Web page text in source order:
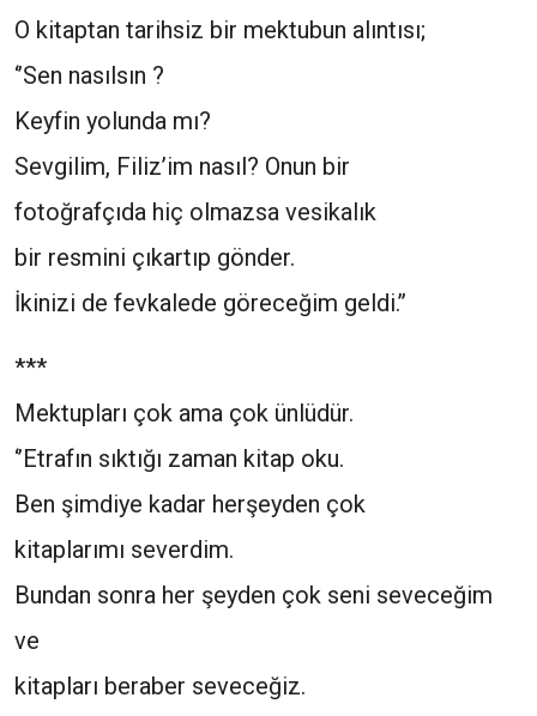
O kitaptan tarihsiz bir mektubun alıntısı;
‘’Sen nasılsın ?
Keyfin yolunda mı?
Sevgilim, Filiz’im nasıl? Onun bir
fotoğrafçıda hiç olmazsa vesikalık
bir resmini çıkartıp gönder.
İkinizi de fevkalede göreceğim geldi.’’
***
Mektupları çok ama çok ünlüdür.
‘’Etrafın sıktığı zaman kitap oku.
Ben şimdiye kadar herşeyden çok
kitaplarımı severdim.
Bundan sonra her şeyden çok seni seveceğim
ve
kitapları beraber seveceğiz.